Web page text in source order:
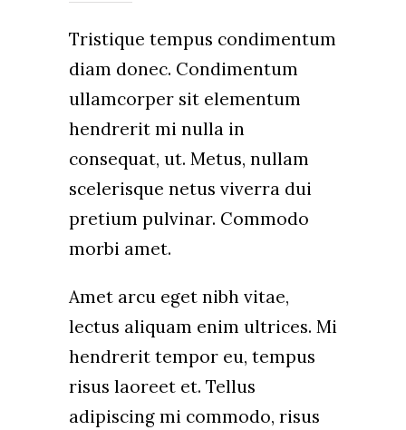
Tristique tempus condimentum
diam donec. Condimentum
ullamcorper sit elementum
hendrerit mi nulla in
consequat, ut. Metus, nullam
scelerisque netus viverra dui
pretium pulvinar. Commodo
morbi amet.
Amet arcu eget nibh vitae,
lectus aliquam enim ultrices. Mi
hendrerit tempor eu, tempus
risus laoreet et. Tellus
adipiscing mi commodo, risus